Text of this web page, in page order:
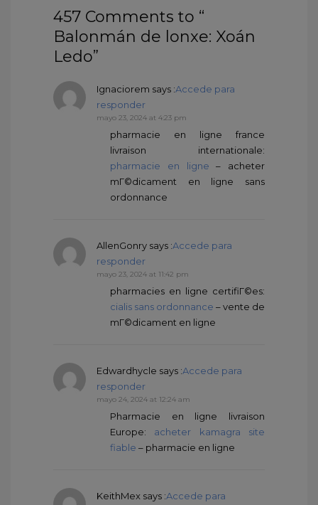
457 Comments to “
Balonmán de lonxe: Xoán
Ledo”
Ignaciorem says :Accede para
responder
mayo 23, 2024 at 4:23 pm
pharmacie en ligne france
livraison internationale:
pharmacie en ligne – acheter
mГ©dicament en ligne sans
ordonnance
AllenGonry says :Accede para
responder
mayo 23, 2024 at 11:42 pm
pharmacies en ligne certifiГ©es:
cialis sans ordonnance – vente de
mГ©dicament en ligne
Edwardhycle says :Accede para
responder
mayo 24, 2024 at 12:24 am
Pharmacie en ligne livraison
Europe: acheter kamagra site
fiable – pharmacie en ligne
KeithMex says :Accede para